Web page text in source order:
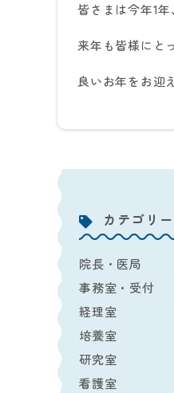
皆さまは今年1年
来年も皆様にと
良いお年をお迎
カテゴリー
院長・医局
事務室・受付
経理室
培養室
研究室
看護室